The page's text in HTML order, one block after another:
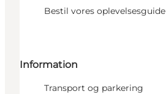
Bestil vores oplevelsesguide
Information
Transport og parkering